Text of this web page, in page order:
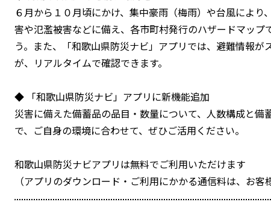
６月から１０月頃にかけ、集中豪雨（梅雨）や台風によ
害や氾濫被害などに備え、各市町村発行のハザードマッ
う。また、「和歌山県防災ナビ」アプリでは、避難情報
が、リアルタイムで確認できます。
◆ 「和歌山県防災ナビ」アプリに新機能追加
災害に備えた備蓄品の品目・数量について、人数構成と
で、ご自身の環境に合わせて、ぜひご活用ください。
和歌山県防災ナビアプリは無料でご利用いただけます
（アプリのダウンロード・ご利用にかかる通信料は、お客